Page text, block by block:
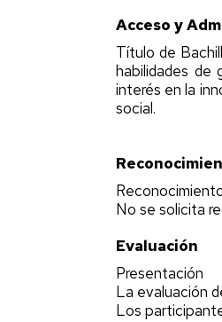
Acceso y
Título de
habilidades de
interés en la
social.
No se solicita
Evaluación
Presentación
La evaluación
Los